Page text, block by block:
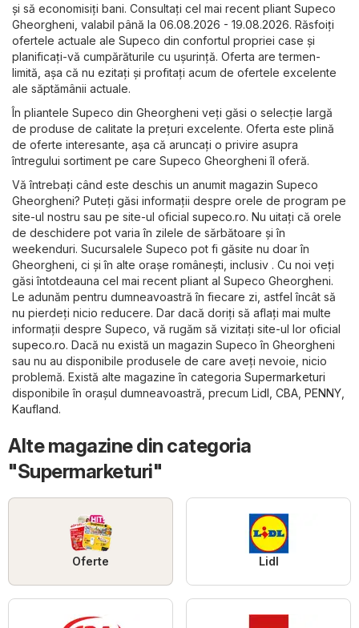
și să economisiți bani. Consultați cel mai recent pliant Supeco
Gheorgheni, valabil până la 06.08.2026 - 19.08.2026. Răsfoiți
ofertele actuale ale Supeco din confortul propriei case și
planificați-vă cumpărăturile cu ușurință. Oferta are termen-
limită, așa că nu ezitați și profitați acum de ofertele excelente
ale săptămânii actuale.
În pliantele Supeco din Gheorgheni veți găsi o selecție largă
de produse de calitate la prețuri excelente. Oferta este plină
de oferte interesante, așa că aruncați o privire asupra
întregului sortiment pe care Supeco Gheorgheni îl oferă.
Vă întrebați când este deschis un anumit magazin Supeco
Gheorgheni? Puteți găsi informații despre orele de program pe
site-ul nostru sau pe site-ul oficial supeco.ro. Nu uitați că orele
de deschidere pot varia în zilele de sărbătoare și în
weekenduri. Sucursalele Supeco pot fi găsite nu doar în
Gheorgheni, ci și în alte orașe românești, inclusiv . Cu noi veți
găsi întotdeauna cel mai recent pliant al Supeco Gheorgheni.
Le adunăm pentru dumneavoastră în fiecare zi, astfel încât să
nu pierdeți nicio reducere. Dar dacă doriți să aflați mai multe
informații despre Supeco, vă rugăm să vizitați site-ul lor oficial
supeco.ro. Dacă nu există un magazin Supeco în Gheorgheni
sau nu au disponibile produsele de care aveți nevoie, nicio
problemă. Există alte magazine în categoria Supermarketuri
disponibile în orașul dumneavoastră, precum Lidl CBA PENNY
Kaufland.
Alte magazine din categoria
"Supermarketuri"
Oferte Lidl